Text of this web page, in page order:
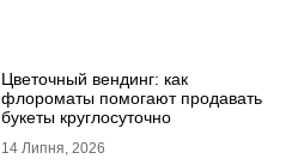
Цветочный вендинг: как
флороматы помогают продавать
букеты круглосуточно
14 Липня, 2026